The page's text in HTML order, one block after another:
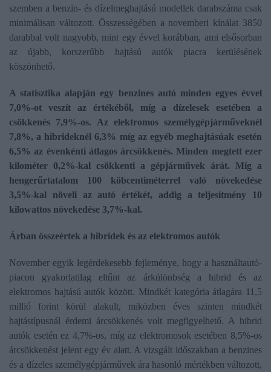
szemben a benzin- és dízelmeghajtású modellek darabszáma csak
minimálisan változott. Összességében a novemberi kínálat 3850
darabbal volt nagyobb, mint egy évvel korábban, ami elsősorban
az újabb, korszerűbb hajtású autók piacra kerülésének
köszönhető.
A statisztika alapján egy benzines autó minden egyes évvel
7,0%-ot veszít az értékéből, míg a dízelesek esetében a
csökkenés 7,9%-os. Az elektromos személygépjárműveknél
7,8%, a hibrideknél 6,3% míg az egyéb meghajtásúak esetén
6,5% az évenkénti átlagos árcsökkenés. Minden megtett ezer
kilométer 0,2%-kal csökkenti a gépjárművek árát. Míg a
hengerűrtatalom 100 köbcentiméterrel való növekedése
3,5%-kal növeli az autó értékét, addig a teljesítmény 10
kilowattos növekedése 3,7%-kal.
Árban összeértek a hibridek és az elektromos autók
November egyik legérdekesebb fejleménye, hogy a használtautó-
piacon gyakorlatilag eltűnt az árkülönbség a hibrid és az
elektromos hajtású autók között. Mindkét kategória átlagára 11,5
millió forint körül alakult, miközben éves szinten mindkét
hajtástípusnál érdemi árcsökkenés volt megfigyelhető. A hibrid
autók esetén ez 4,7%-os, míg az elektromosok esetében 8,5%-os
árcsökkenést jelent egy év alatt. A vizsgált időszakban a benzines
és a dízeles személygépjárművek ára hasonló mértékben változott,